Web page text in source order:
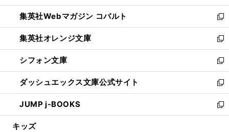
開
く
ウ
で
開
く
ン
ド
ウ
で
開
く
ウ
ィ
ン
ド
ウ
で
開
く
集英社Webマガジン コバルト
新
し
い
ウ
ィ
ン
ド
ウ
で
開
集英社オレンジ文庫
新
し
い
ウ
ィ
ン
ド
ウ
シフォン文庫
新
し
い
ウ
ィ
ン
ダッシュエックス文庫公式サイト
新
し
い
ウ
JUMP j-BOOKS
新
し
キッズ